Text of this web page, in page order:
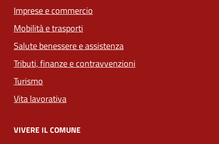
Imprese e commercio
Mobilità e trasporti
Salute benessere e assistenza
Tributi, finanze e contravvenzioni
Turismo
Vita lavorativa
VIVERE IL COMUNE